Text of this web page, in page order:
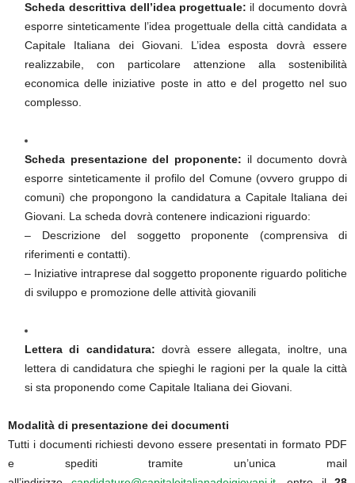
Scheda descrittiva dell’idea progettuale: il documento dovrà
esporre sinteticamente l’idea progettuale della città candidata a
Capitale Italiana dei Giovani. L’idea esposta dovrà essere
realizzabile, con particolare attenzione alla sostenibilità
economica delle iniziative poste in atto e del progetto nel suo
complesso.
Scheda presentazione del proponente: il documento dovrà
esporre sinteticamente il profilo del Comune (ovvero gruppo di
comuni) che propongono la candidatura a Capitale Italiana dei
Giovani. La scheda dovrà contenere indicazioni riguardo:
– Descrizione del soggetto proponente (comprensiva di
riferimenti e contatti).
– Iniziative intraprese dal soggetto proponente riguardo politiche
di sviluppo e promozione delle attività giovanili
Lettera di candidatura: dovrà essere allegata, inoltre, una
lettera di candidatura che spieghi le ragioni per la quale la città
si sta proponendo come Capitale Italiana dei Giovani.
Modalità di presentazione dei documenti
Tutti i documenti richiesti devono essere presentati in formato PDF
e spediti tramite un’unica mail